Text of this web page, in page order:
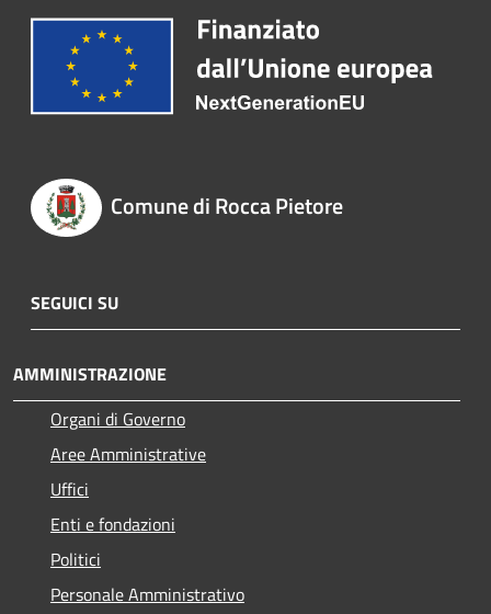
Comune di Rocca Pietore
SEGUICI SU
AMMINISTRAZIONE
Organi di Governo
Aree Amministrative
Uffici
Enti e fondazioni
Politici
Personale Amministrativo